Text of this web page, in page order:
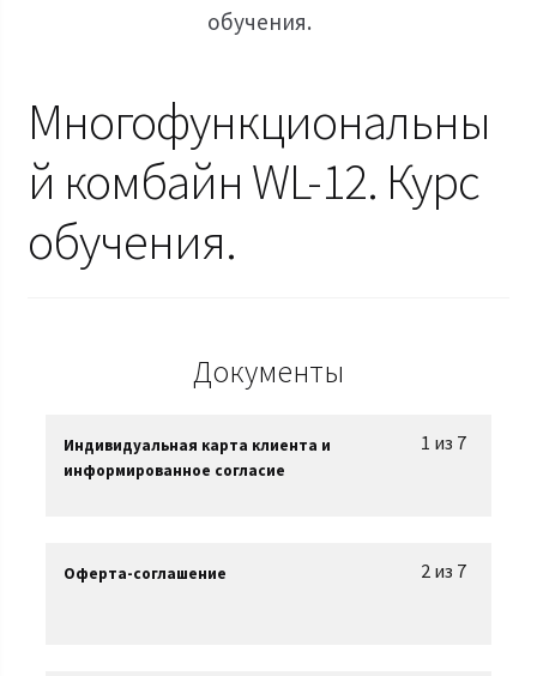
обучения.
Многофункциональны
й комбайн WL-12. Курс
обучения.
Документы
1 из 7
Индивидуальная карта клиента и
информированное согласие
2 из 7
Оферта-соглашение